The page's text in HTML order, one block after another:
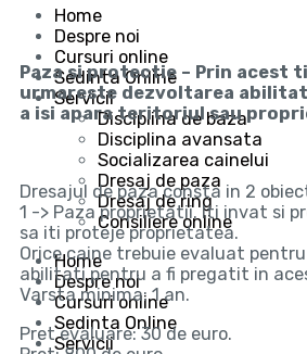
Home
Despre noi
Cursuri online
Sedinta Online
Servicii
Disciplina de baza
Disciplina avansata
Socializarea cainelui
Dresaj de paza
Dresaj de ring
Consiliere online
Home
Despre noi
Cursuri online
Sedinta Online
Servicii
Paza si protectie – Prin acest
urmareste dezvoltarea
a isi apara teritoriul sau
Dresajul de paza consta in 2
1 -> Paza proprietatii. Iti invat si
sa iti proteje proprietatea.
Orice caine trebuie evaluat
abilitati pentru a fi pregatit in
Varsta minima: 1 an.
Pret evaluare: 30 de euro.